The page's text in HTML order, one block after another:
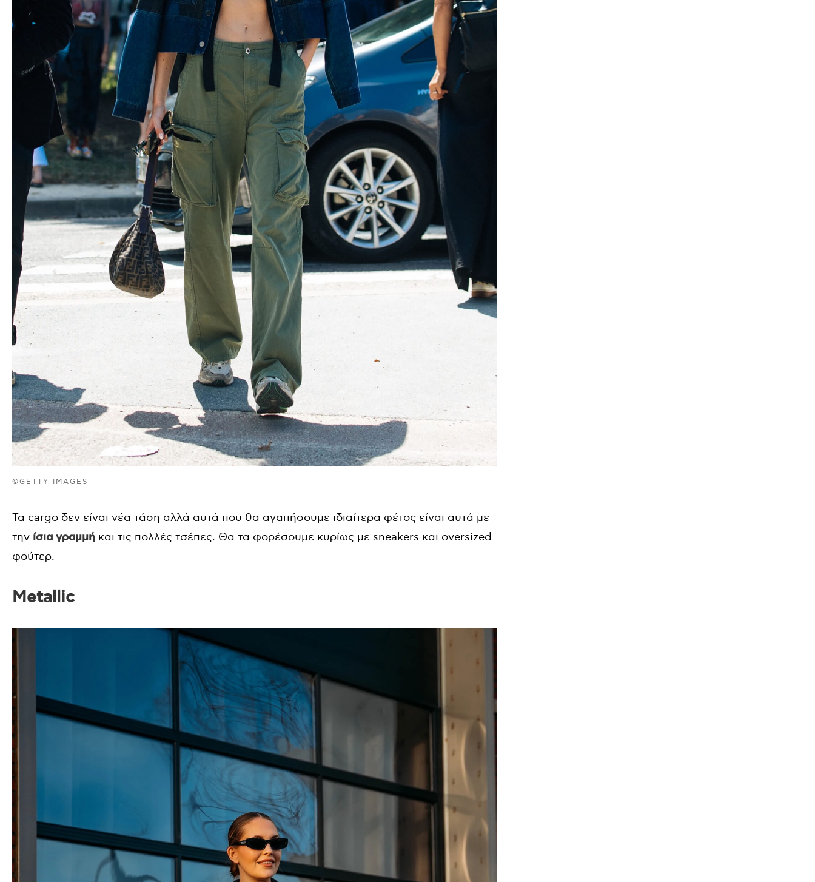
©GETTY IMAGES
Τα cargo δεν είναι νέα τάση αλλά αυτά που θα αγαπήσουμε ιδιαίτερα φέτος είναι αυτά με
την ίσια γραμμή και τις πολλές τσέπες. Θα τα φορέσουμε κυρίως με sneakers και oversized
φούτερ.
Metallic